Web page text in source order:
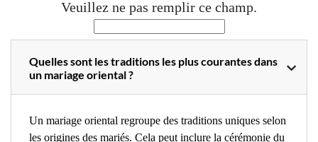
Veuillez ne pas remplir ce champ.
Quelles sont les traditions les plus courantes dans
un mariage oriental ?
Un mariage oriental regroupe des traditions uniques selon
les origines des mariés. Cela peut inclure la cérémonie du